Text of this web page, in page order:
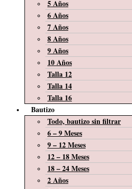
5 Años
6 Años
7 Años
8 Años
9 Años
10 Años
Talla 12
Talla 14
Talla 16
Bautizo
Todo, bautizo sin filtrar
6 – 9 Meses
9 – 12 Meses
12 – 18 Meses
18 – 24 Meses
2 Años